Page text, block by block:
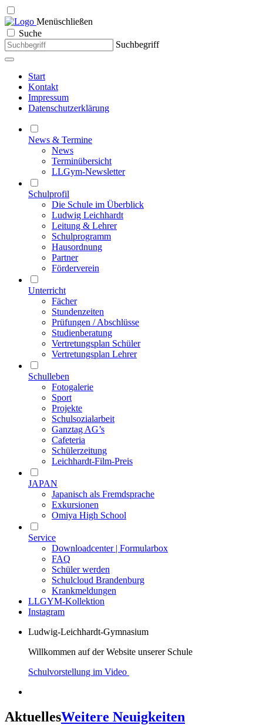
Menüschließen
Suche
Suchbegriff
Start
Kontakt
Impressum
Datenschutzerklärung
News & Termine
News
Terminübersicht
LLGym-Newsletter
Schulprofil
Die Schule im Überblick
Ludwig Leichhardt
Leitung & Lehrer
Schulprogramm
Hausordnung
Partner
Förderverein
Unterricht
Fächer
Stundenzeiten
Prüfungen / Abschlüsse
Studienberatung
Vertretungsplan Schüler
Vertretungsplan Lehrer
Schulleben
Fotogalerie
Sport
Projekte
Schulsozialarbeit
Ganztag AG’s
Cafeteria
Schülerzeitung
Leichhardt-Film-Preis
JAPAN
Japanisch als Fremdsprache
Exkursionen
Omiya High School
Service
Downloadcenter | Formularbox
FAQ
Schüler werden
Schulcloud Brandenburg
Krankmeldungen
LLGYM-Kollektion
Instagram
Ludwig-Leichhardt-Gymnasium
Willkommen auf der Website unserer Schule
Schulvorstellung im Video
AktuellesWeitere Neuigkeiten